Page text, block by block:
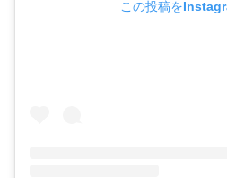
この投稿を